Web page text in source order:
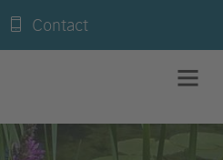
Contact